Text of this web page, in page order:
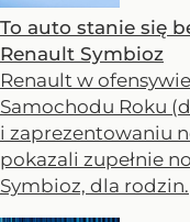
To auto stanie się
Renault Symbioz
Renault w
Samochodu Roku
i zaprezentowaniu
pokazali zupełnie
Symbioz, dla rodzin.